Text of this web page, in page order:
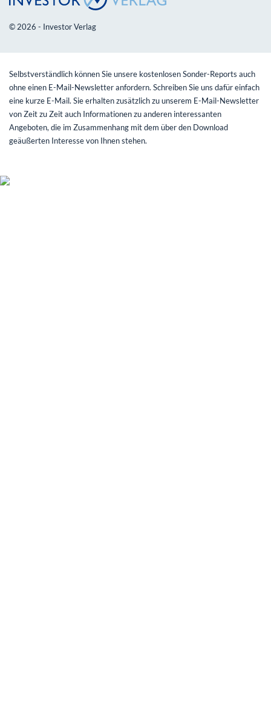
© 2026 - Investor Verlag
Selbstverständlich können Sie unsere kostenlosen Sonder-Reports auch
ohne einen E-Mail-Newsletter anfordern. Schreiben Sie uns dafür einfach
eine kurze E-Mail. Sie erhalten zusätzlich zu unserem E-Mail-Newsletter
von Zeit zu Zeit auch Informationen zu anderen interessanten
Angeboten, die im Zusammenhang mit dem über den Download
geäußerten Interesse von Ihnen stehen.